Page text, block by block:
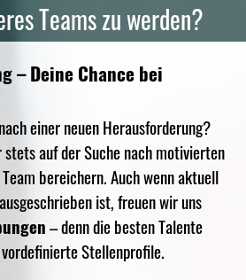
Teams zu werden?
– Deine Chance bei
einer neuen Herausforderung?
stets auf der Suche nach motivierten
bereichern. Auch wenn aktuell
ist, freuen wir uns
– denn die besten Talente
Stellenprofile.